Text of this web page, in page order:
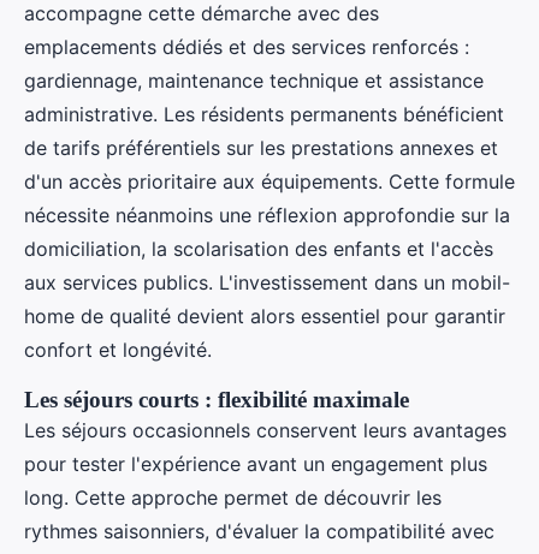
accompagne cette démarche avec des
emplacements dédiés et des services renforcés :
gardiennage, maintenance technique et assistance
administrative. Les résidents permanents bénéficient
de tarifs préférentiels sur les prestations annexes et
d'un accès prioritaire aux équipements. Cette formule
nécessite néanmoins une réflexion approfondie sur la
domiciliation, la scolarisation des enfants et l'accès
aux services publics. L'investissement dans un mobil-
home de qualité devient alors essentiel pour garantir
confort et longévité.
Les séjours courts : flexibilité maximale
Les séjours occasionnels conservent leurs avantages
pour tester l'expérience avant un engagement plus
long. Cette approche permet de découvrir les
rythmes saisonniers, d'évaluer la compatibilité avec